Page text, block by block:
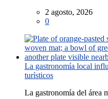
2 agosto, 2026
0
La gastronomía local
turísticos
La gastronomía del área